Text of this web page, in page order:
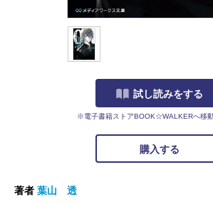
試し読みをする
※電子書籍ストアBOOK☆WALKERへ移動
購入する
著者 葉山 透